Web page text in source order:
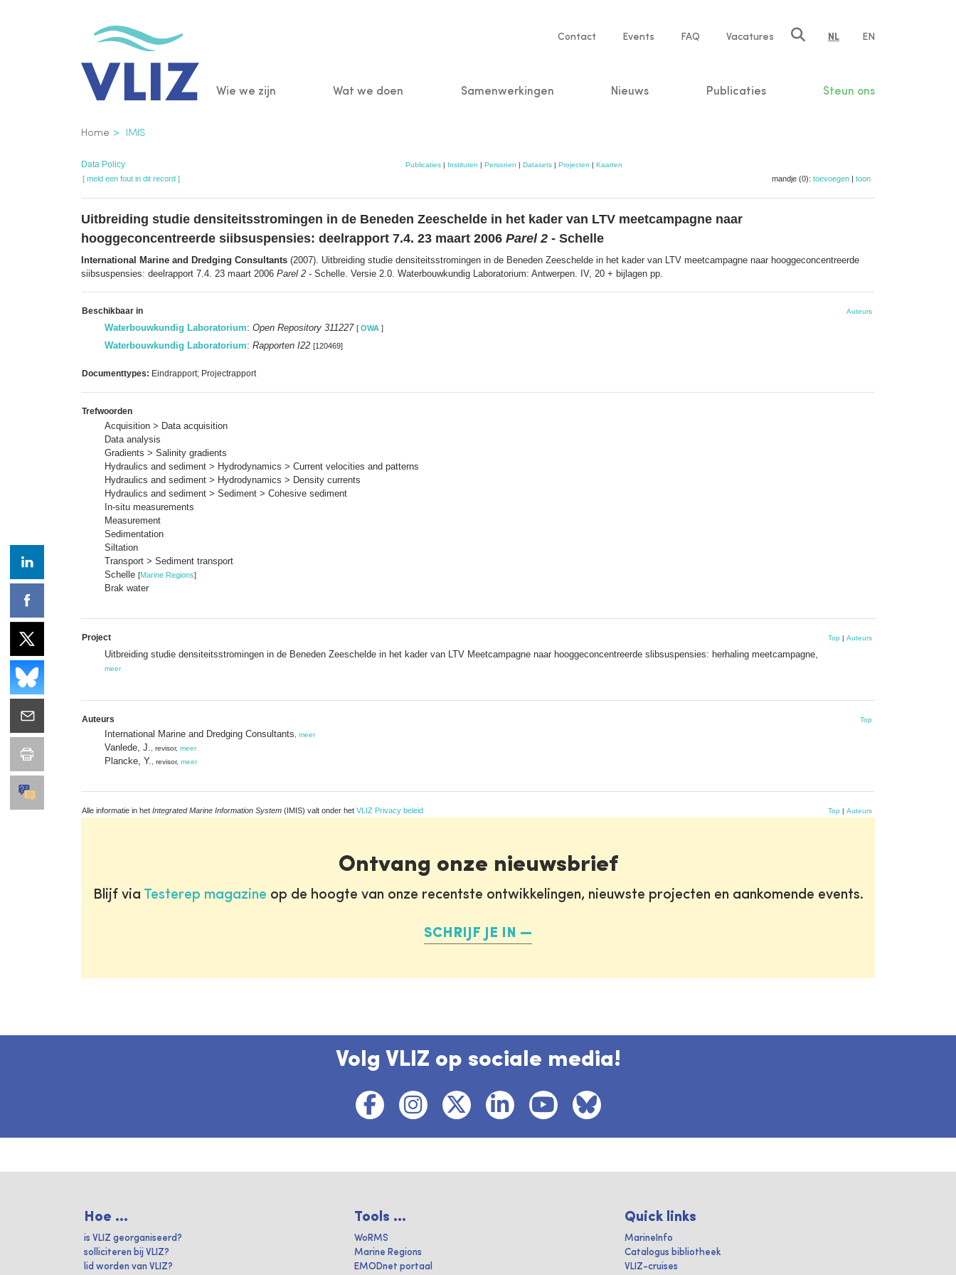
Service
Contact Events FAQ Vacatures NL EN
Main
Wie we zijn Wat we doen Samenwerkingen Nieuws Publicaties Steun ons
Kruimelpad
Home IMIS
Data Policy Publicaties| Instituten | Personen | Datasets| Projecten | Kaarten
[ meld een fout in dit record ] mandje (0): toevoegen | toon
Uitbreiding studie densiteitsstromingen in de Beneden Zeeschelde in het kader van LTV meetcampagne naar
hooggeconcentreerde siibsuspensies: deelrapport 7.4. 23 maart 2006 Parel 2 - Schelle
International Marine and Dredging Consultants (2007). Uitbreiding studie densiteitsstromingen in de Beneden Zeeschelde in het kader van LTV meetcampagne naar hooggeconcentreerde
siibsuspensies: deelrapport 7.4. 23 maart 2006 Parel 2 - Schelle. Versie 2.0. Waterbouwkundig Laboratorium: Antwerpen. IV, 20 + bijlagen pp.
Beschikbaar in Auteurs
Waterbouwkundig Laboratorium: Open Repository 311227 [ OWA ]
Waterbouwkundig Laboratorium: Rapporten I22 [120469]
Documenttypes: Eindrapport; Projectrapport
Trefwoorden
Acquisition > Data acquisition
Data analysis
Gradients > Salinity gradients
Hydraulics and sediment > Hydrodynamics > Current velocities and patterns
Hydraulics and sediment > Hydrodynamics > Density currents
Hydraulics and sediment > Sediment > Cohesive sediment
In-situ measurements
Measurement
Sedimentation
Siltation
Transport > Sediment transport
Schelle [Marine Regions]
Brak water
Project Top | Auteurs
Uitbreiding studie densiteitsstromingen in de Beneden Zeeschelde in het kader van LTV Meetcampagne naar hooggeconcentreerde slibsuspensies: herhaling meetcampagne,
meer
Auteurs Top
International Marine and Dredging Consultants meer
Vanlede, J. , revisor, meer
Plancke, Y. , revisor, meer
Alle informatie in het Integrated Marine Information System (IMIS) valt onder het VLIZ Privacy beleid Top | Auteurs
Ontvang onze nieuwsbrief
Blijf via Testerep magazine op de hoogte van onze recentste ontwikkelingen, nieuwste projecten en aankomende events.
SCHRIJF JE IN
Volg VLIZ op sociale media!
Hoe ...
is VLIZ georganiseerd?
solliciteren bij VLIZ?
lid worden van VLIZ?
Tools ...
WoRMS
Marine Regions
EMODnet portaal
Quick links
MarineInfo
Catalogus bibliotheek
VLIZ-cruises